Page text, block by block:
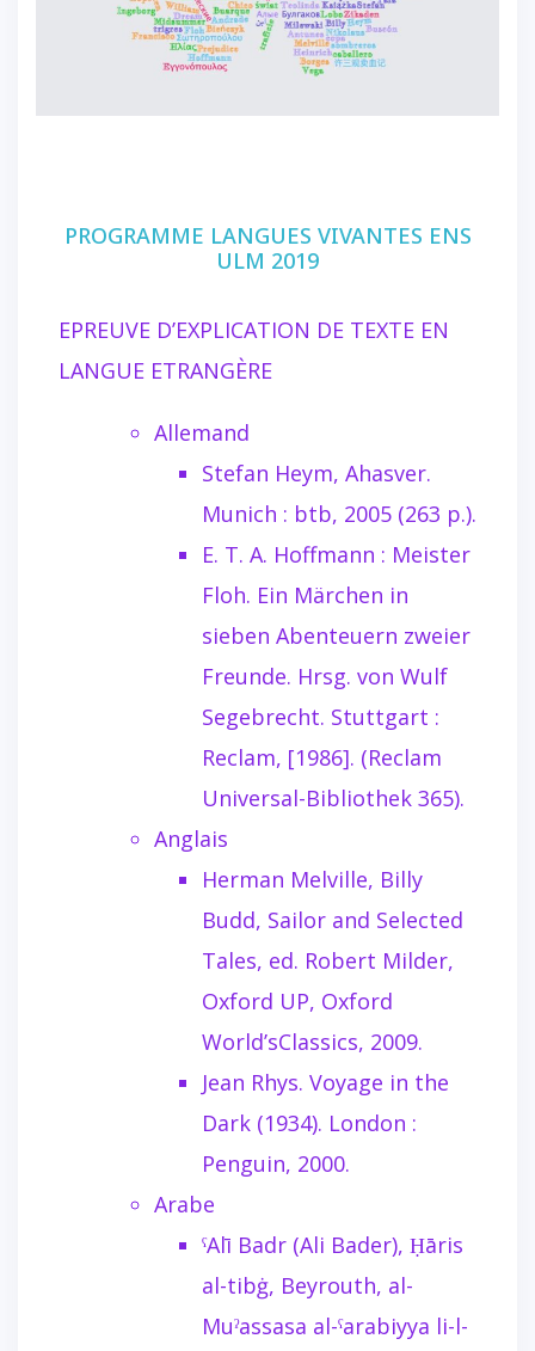
PROGRAMME LANGUES VIVANTES ENS
ULM 2019
EPREUVE D’EXPLICATION DE TEXTE EN
LANGUE ETRANGÈRE
Allemand
Stefan Heym, Ahasver.
Munich : btb, 2005 (263 p.).
E. T. A. Hoffmann : Meister
Floh. Ein Märchen in
sieben Abenteuern zweier
Freunde. Hrsg. von Wulf
Segebrecht. Stuttgart :
Reclam, [1986]. (Reclam
Universal-Bibliothek 365).
Anglais
Herman Melville, Billy
Budd, Sailor and Selected
Tales, ed. Robert Milder,
Oxford UP, Oxford
World’sClassics, 2009.
Jean Rhys. Voyage in the
Dark (1934). London :
Penguin, 2000.
Arabe
ˁAlī Badr (Ali Bader), Ḥāris
al-tibġ, Beyrouth, al-
Muˀassasa al-ˁarabiyya li-l-